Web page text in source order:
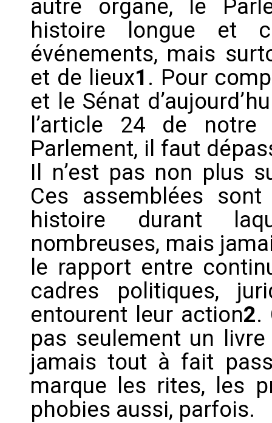
autre organe, le
histoire longue et
événements, mais
et de lieux1 . Pour
et le Sénat
l’article 24 de notre
Parlement, il faut
Il n’est pas non plus
Ces assemblées
histoire durant
nombreuses, mais
le rapport entre
cadres politiques,
entourent leur action2.
pas seulement un livre
jamais tout à fait
marque les rites, les
phobies aussi, parfois.